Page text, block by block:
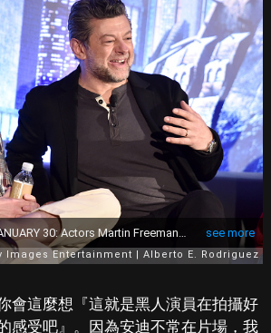
會這麼想『這就是黑人演員在拍攝好
感受吧』。因為安迪不常在片場，我